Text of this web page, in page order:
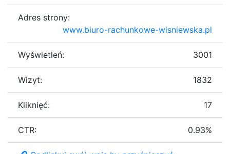
Adres strony:
www.biuro-rachunkowe-wisniewska.pl
Wyświetleń: 3001
Wizyt: 1832
Kliknięć: 17
CTR: 0.93%